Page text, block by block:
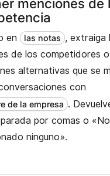
menciones de
en las notas , extraiga
de los competidores
alternativas que se
con
de la empresa .
por comas o
ninguno».